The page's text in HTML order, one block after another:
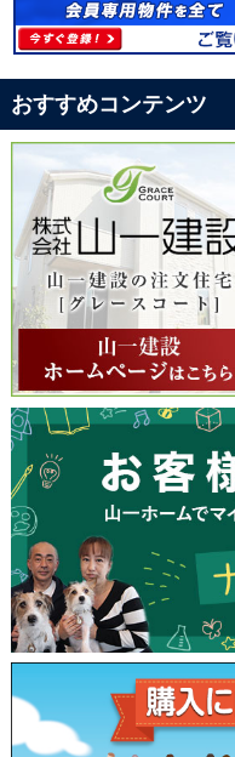
おすすめコンテンツ